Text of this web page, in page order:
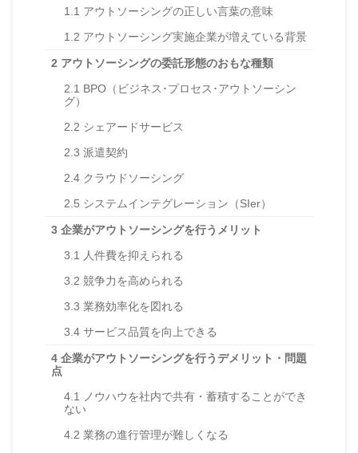
1.1 アウトソーシングの正しい言葉の意味
1.2 アウトソーシング実施企業が増えている背景
2 アウトソーシングの委託形態のおもな種類
2.1 BPO（ビジネス･プロセス･アウトソーシン
グ）
2.2 シェアードサービス
2.3 派遣契約
2.4 クラウドソーシング
2.5 システムインテグレーション（SIer）
3 企業がアウトソーシングを行うメリット
3.1
人件費を抑えられる
3.2 競争力を高められる
3.3 業務効率化を図れる
3.4 サービス品質を向上できる
4 企業がアウトソーシングを行うデメリット・問題
点
4.1
ノウハウを社内で共有・蓄積することができ
ない
4.2 業務の進行管理が難しくなる